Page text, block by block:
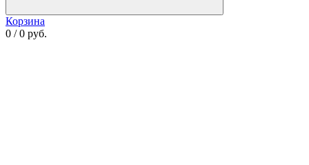
Корзина
0 / 0 руб.